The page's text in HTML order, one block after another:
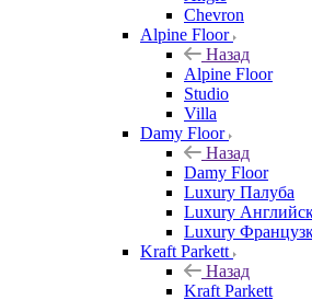
Chevron
Alpine Floor
Назад
Alpine Floor
Studio
Villa
Damy Floor
Назад
Damy Floor
Luxury Палуба
Luxury
Luxury
Kraft Parkett
Назад
Kraft Parkett